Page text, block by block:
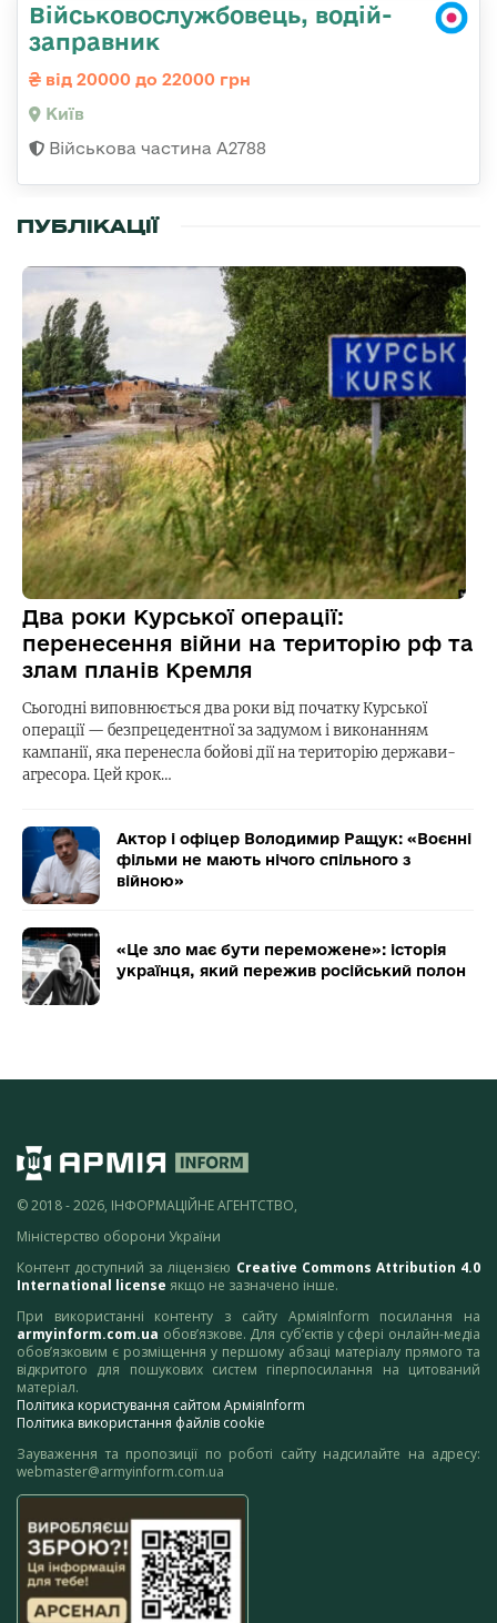
Військовослужбовець, водій-
заправник
від 20000 до 22000 грн
Київ
Військова частина А2788
ПУБЛІКАЦІЇ
Два роки Курської операції:
перенесення війни на територію рф та
злам планів Кремля
Сьогодні виповнюється два роки від початку Курської
операції — безпрецедентної за задумом і виконанням
кампанії, яка перенесла бойові дії на територію держави-
агресора. Цей крок…
Актор і офіцер Володимир Ращук: «Воєнні
фільми не мають нічого спільного з
війною»
«Це зло має бути переможене»: історія
українця, який пережив російський полон
© 2018 - 2026, ІНФОРМАЦІЙНЕ АГЕНТСТВО,
Міністерство оборони України
Контент доступний за ліцензією Creative Commons Attribution 4.0
International license якщо не зазначено інше.
При використанні контенту з сайту АрміяInform посилання на
armyinform.com.ua обов’язкове. Для суб’єктів у сфері онлайн-медіа
обов’язковим є розміщення у першому абзаці матеріалу прямого та
відкритого для пошукових систем гіперпосилання на цитований
матеріал.
Політика користування сайтом АрміяInform
Політика використання файлів cookie
Зауваження та пропозиції по роботі сайту надсилайте на адресу:
webmaster@armyinform.com.ua